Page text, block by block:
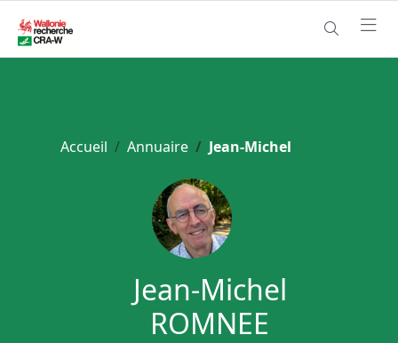
Accueil Annuaire Jean-Michel
Jean-Michel
ROMNEE